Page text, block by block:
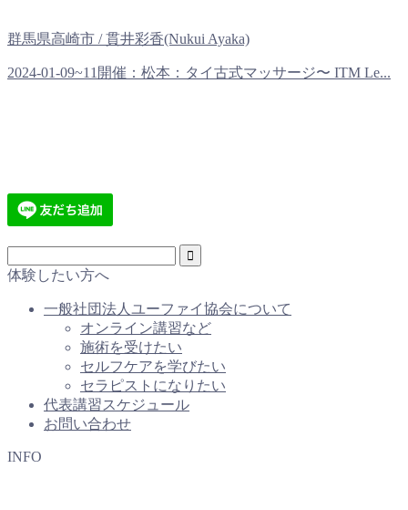
群馬県高崎市 / 貫井彩香(Nukui Ayaka)
2024-01-09~11開催：松本：タイ古式マッサージ〜 ITM Le...
体験したい方へ
一般社団法人ユーファイ協会について
オンライン講習など
施術を受けたい
セルフケアを学びたい
セラピストになりたい
代表講習スケジュール
お問い合わせ
INFO